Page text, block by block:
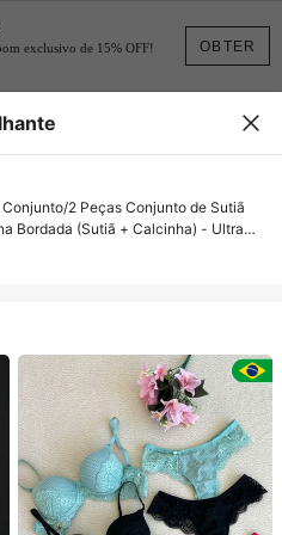
OBTER
exclusivo de 15% OFF!
2 Peças Conjunto de Sutiã
Bordada (Sutiã + Calcinha) - Ultra